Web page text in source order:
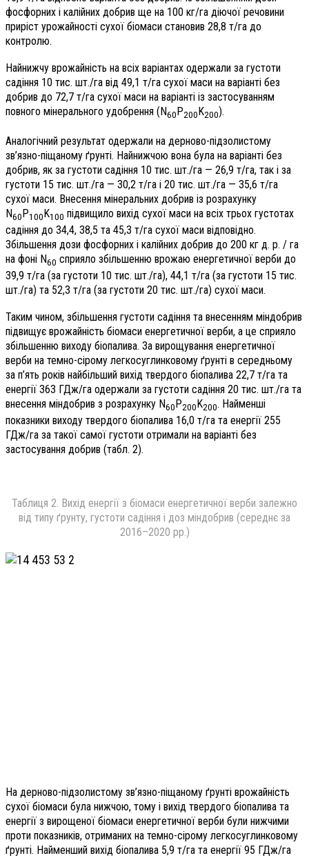
фосфорних і калійних добрив ще на 100 кг/га діючої речовини
приріст урожайності сухої біомаси становив 28,8 т/га до
контролю.
Найнижчу врожайність на всіх варіантах одержали за густоти
садіння 10 тис. шт./га від 49,1 т/га сухої маси на варіанті без
добрив до 72,7 т/га сухої маси на варіанті із застосуванням
повного мінерального удобрення (N60 P200 K200).
Аналогічний результат одержали на дерново-підзолистому
зв’язно-піщаному ґрунті. Найнижчою вона була на варіанті без
добрив, як за густоти садіння 10 тис. шт./га — 26,9 т/га, так і за
густоти 15 тис. шт./га — 30,2 т/га і 20 тис. шт./га — 35,6 т/га
сухої маси. Внесення мінеральних добрив із розрахунку
N60P100K100 підвищило вихід сухої маси на всіх трьох густотах
садіння до 34,4, 38,5 та 45,3 т/га сухої маси відповідно.
Збільшення дози фосфорних і калійних добрив до 200 кг д. р. / га
на фоні N60 сприяло збільшенню врожаю енергетичної верби до
39,9 т/га (за густоти 10 тис. шт./га), 44,1 т/га (за густоти 15 тис.
шт./га) та 52,3 т/га (за густоти 20 тис. шт./га) сухої маси.
Таким чином, збільшення густоти садіння та внесенням міндобрив
підвищує врожайність біомаси енергетичної верби, а це сприяло
збільшенню виходу біопалива. За вирощування енергетичної
верби на темно-сірому легкосуглинковому ґрунті в середньому
за п’ять років найбільший вихід твердого біопалива 22,7 т/га та
енергії 363 ГДж/га одержали за густоти садіння 20 тис. шт./га та
внесення міндобрив з розрахунку N60P200K200. Найменші
показники виходу твердого біопалива 16,0 т/га та енергії 255
ГДж/га за такої самої густоти отримали на варіанті без
застосування добрив (табл. 2).
Таблиця 2. Вихід енергії з біомаси енергетичної верби залежно
від типу ґрунту, густоти садіння і доз міндобрив (середнє за
2016–2020 рр.)
На дерново-підзолистому зв’язно-піщаному ґрунті врожайність
сухої біомаси була нижчою, тому і вихід твердого біопалива та
енергії з вирощеної біомаси енергетичної верби були нижчими
проти показників, отриманих на темно-сірому легкосуглинковому
ґрунті. Найменший вихід біопалива 5,9 т/га та енергії 95 ГДж/га